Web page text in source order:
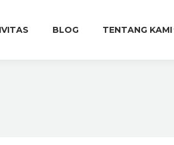
BLOG TENTANG KAMI